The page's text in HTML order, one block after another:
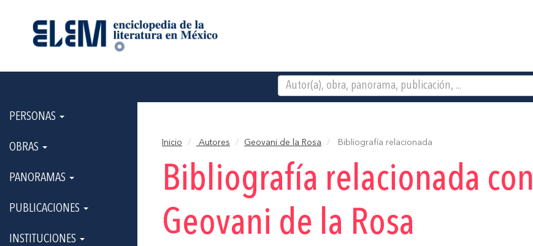
PERSONAS
OBRAS
PANORAMAS
PUBLICACIONES
INSTITUCIONES
Inicio Autores Geovani de la Rosa Bibliografía relacionada
Bibliografía relacionada con
Geovani de la Rosa